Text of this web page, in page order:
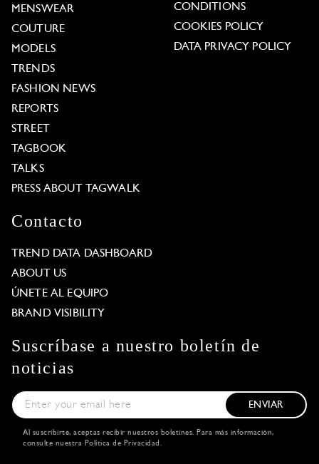
MENSWEAR
COUTURE
MODELS
TRENDS
FASHION NEWS
REPORTS
STREET
TAGBOOK
TALKS
PRESS ABOUT TAGWALK
CONDITIONS
COOKIES POLICY
DATA PRIVACY POLICY
Contacto
TREND DATA DASHBOARD
ABOUT US
ÚNETE AL EQUIPO
BRAND VISIBILITY
Suscríbase a nuestro boletín de
noticias
ENVIAR
Al suscribirte, aceptas recibir nuestros boletines. Para más información,
consulte nuestra Política de Privacidad .